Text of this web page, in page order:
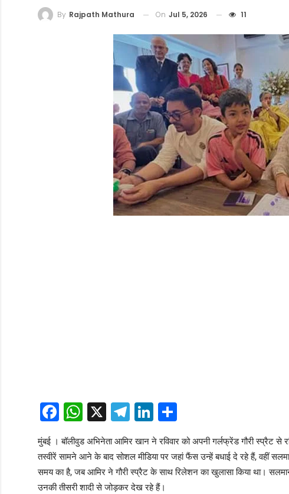
By Rajpath Mathura On Jul 5, 2026 11
Facebook
WhatsApp
X Telegram
LinkedIn
Share
मुंबई । बॉलीवुड अभिनेता आमिर खान ने रविवार को अपनी गर्लफ्रेंड गौरी स्प्रैट
तस्वीरें सामने आने के बाद सोशल मीडिया पर जहां फैंस उन्हें बधाई दे रहे हैं, वहीं
समय का है, जब आमिर ने गौरी स्प्रैट के साथ रिलेशन का खुलासा किया था।
उनकी तीसरी शादी से जोड़कर देख रहे हैं।